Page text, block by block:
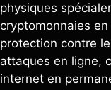
physiques
cryptomonnaies
protection contre
attaques en ligne,
internet en